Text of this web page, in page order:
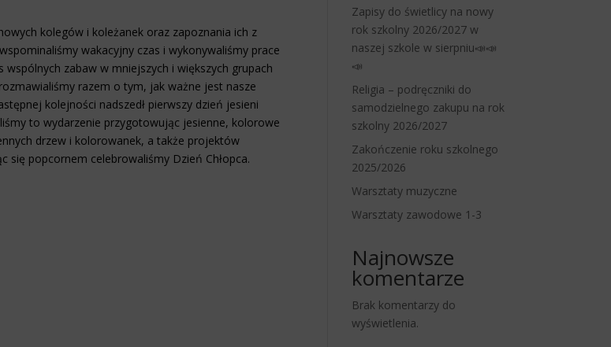
kolegów i koleżanek oraz zapoznania ich z
wakacyjny czas i wykonywaliśmy prace
zabaw w mniejszych i większych grupach
razem o tym, jak ważne jest nasze
kolejności nadszedł pierwszy dzień jesieni
to wydarzenie przygotowując jesienne, kolorowe
drzew i kolorowanek, a także projektów
się popcornem celebrowaliśmy Dzień Chłopca.
Zapisy do świetlicy na nowy
rok szkolny 2026/2027 w
naszej szkole w sierpniu📣📣
📣
Religia – podręczniki do
samodzielnego zakupu na rok
szkolny 2026/2027
Zakończenie roku szkolnego
2025/2026
Warsztaty muzyczne
Warsztaty zawodowe 1-3
Najnowsze
komentarze
Brak komentarzy do
wyświetlenia.